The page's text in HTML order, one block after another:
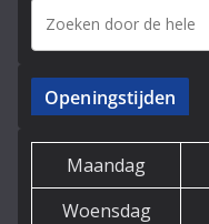
Openingstijden
Maandag
Woensdag